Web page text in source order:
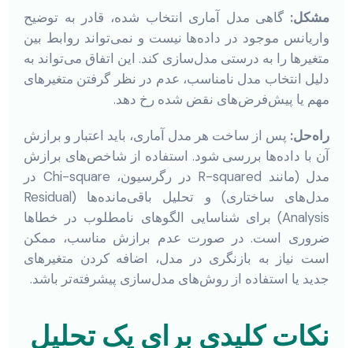
مشکل: گاهی مدل آماری انتخاب شده، قادر به توضیح
واریانس موجود در داده‌ها نیست و نمی‌تواند روابط بین
متغیرها را به درستی مدل‌سازی کند. این اتفاق می‌تواند به
دلیل انتخاب مدل نامناسب، عدم در نظر گرفتن متغیرهای
مهم یا پیش‌فرض‌های نقض شده رخ دهد.
راه‌حل: پس از ساخت هر مدل آماری، باید اعتبار و برازش
آن با داده‌ها بررسی شود. استفاده از شاخص‌های برازش
مدل (مانند R-squared در رگرسیون، Chi-square در
مدل‌های ساختاری) و تحلیل باقی‌مانده‌ها (Residual
Analysis) برای شناسایی الگوهای نامطلوب در خطاها
ضروری است. در صورت عدم برازش مناسب، ممکن
است نیاز به بازنگری در مدل، اضافه کردن متغیرهای
جدید یا استفاده از روش‌های مدل‌سازی پیشرفته‌تر باشد.
نکات کلیدی برای یک تحلیل